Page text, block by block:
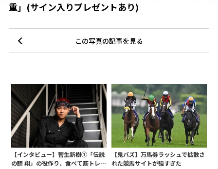
重」(サイン入りプレゼントあり)
この写真の記事を見る
【インタビュー】菅生新樹①「伝説
の頭 翔」の役作り、食べて筋トレで
【鬼バズ】万馬券ラッシュで拡散さ
れた競馬サイトが強すぎた